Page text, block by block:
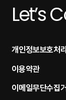
Let’s
개인정보보호처
이용약관
이메일무단수집